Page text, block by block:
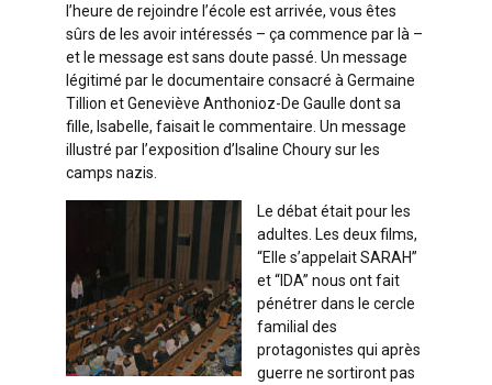
l’heure de rejoindre l’école est arrivée, vous êtes
sûrs de les avoir intéressés – ça commence par là –
et le message est sans doute passé. Un message
légitimé par le documentaire consacré à Germaine
Tillion et Geneviève Anthonioz-De Gaulle dont sa
fille, Isabelle, faisait le commentaire. Un message
illustré par l’exposition d’Isaline Choury sur les
camps nazis.
Le débat était pour les
adultes. Les deux films,
“Elle s’appelait SARAH”
et “IDA” nous ont fait
pénétrer dans le cercle
familial des
protagonistes qui après
guerre ne sortiront pas